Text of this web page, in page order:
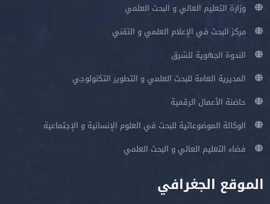
وزارة التعليم العالي و البحث العلمي
مركز البحث في الإعلام العلمي و التقني
الندوة الجهوية للشرق
المديرية العامة للبحث العلمي و التطوير التكنولوجي
حاضنة الأعمال الرقمية
الوكالة الموضوعاتية للبحث في العلوم الإنسانية و الإجتماعية
فضاء التعليم العالي و البحث العلمي
الموقع الجغرافي